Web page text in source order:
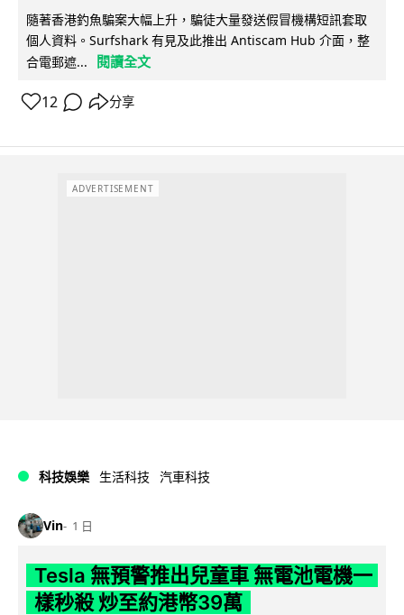
隨著香港釣魚騙案大幅上升，騙徒大量發送假冒機構短訊套取
個人資料。Surfshark 有見及此推出 Antiscam Hub 介面，整
合電郵遮...
閱讀全文
12 分享
ADVERTISEMENT
科技娛樂 生活科技 汽車科技
Vin 1 日
Tesla 無預警推出兒童車 無電池電機一
樣秒殺 炒至約港幣39萬